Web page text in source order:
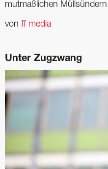
mutmaßlichen
von ff media
Unter Zugzwang